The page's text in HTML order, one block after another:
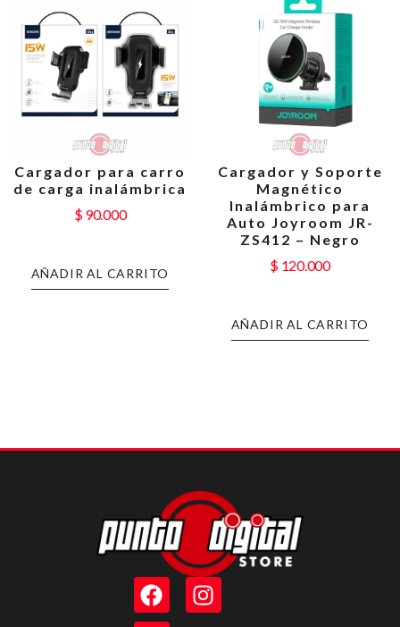
Cargador para carro
de carga inalámbrica
$90.000
AÑADIR AL CARRITO
Cargador y Soporte
Magnético
Inalámbrico para
Auto Joyroom JR-
ZS412 – Negro
$ 120.000
AÑADIR AL CARRITO